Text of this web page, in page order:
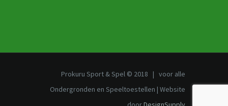
Prokuru Sport & Spel © 2018 | voor alle
Ondergronden en Speeltoestellen | Website